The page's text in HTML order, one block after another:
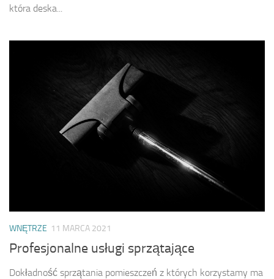
która deska...
WNĘTRZE 11 MARCA 2021
Profesjonalne usługi sprzątające
Dokładność sprzątania pomieszczeń z których korzystamy ma